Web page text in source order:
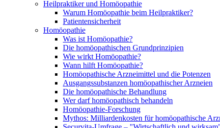
Heilpraktiker und Homöopathie
Warum Homöopathie beim Heilpraktiker?
Patientensicherheit
Homöopathie
Was ist Homöopathie?
Die homöopathischen Grundprinzipien
Wie wirkt Homöopathie?
Wann hilft Homöopathie?
Homöopathische Arzneimittel und die Potenzen
Ausgangssubstanzen homöopathischer Arzneien
Die homöopathische Behandlung
Wer darf homöopathisch behandeln
Homöopathie-Forschung
Mythos: Milliardenkosten für homöopathische